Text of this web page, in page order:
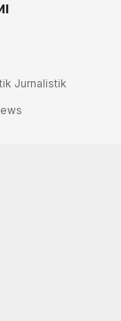
Jurnalistik